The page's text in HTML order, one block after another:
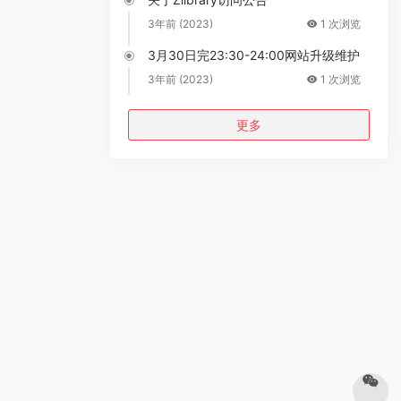
3年前 (2023) 1 次浏览
3月30日完23:30-24:00网站升级维护
3年前 (2023) 1 次浏览
更多